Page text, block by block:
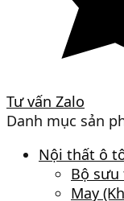
Tư vấn Zalo
Danh mục sản
Nội thất ô
Bộ sưu
May